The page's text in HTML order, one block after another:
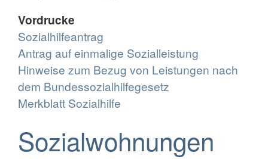
Vordrucke
Sozialhilfeantrag
Antrag auf einmalige Sozialleistung
Hinweise zum Bezug von Leistungen nach
dem Bundessozialhilfegesetz
Merkblatt Sozialhilfe
Sozialwohnungen